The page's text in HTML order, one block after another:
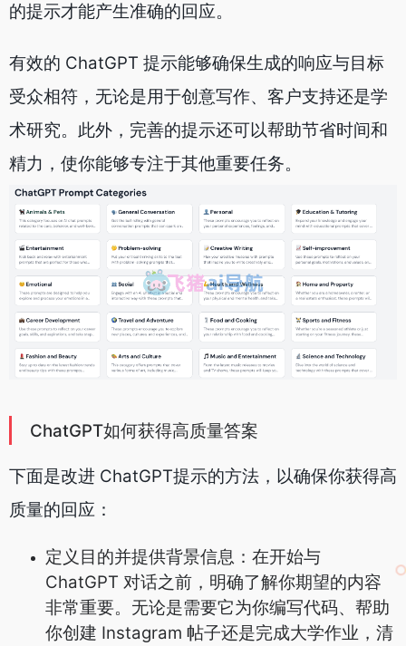
的提示才能产生准确的回应。
有效的 ChatGPT 提示能够确保生成的响应与目标
受众相符，无论是用于创意写作、客户支持还是学
术研究。此外，完善的提示还可以帮助节省时间和
精力，使你能够专注于其他重要任务。
ChatGPT如何获得高质量答案
下面是改进 ChatGPT提示的方法，以确保你获得高
质量的回应：
定义目的并提供背景信息：在开始与
ChatGPT 对话之前，明确了解你期望的内容
非常重要。无论是需要它为你编写代码、帮助
你创建 Instagram 帖子还是完成大学作业，清